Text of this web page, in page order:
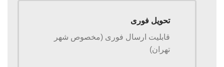
تحویل فوری
قابلیت ارسال فوری (مخصوص شهر
تهران)